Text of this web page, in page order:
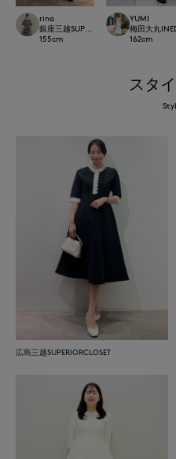
rina
銀座三越SUPERIOR CLOSET GINZA
155cm
YUMI
梅田大丸
162cm
スタ
広島三越SUPERIORCLOSET